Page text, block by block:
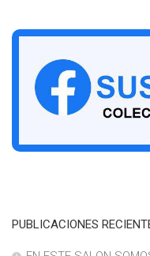
PUBLICACIONES